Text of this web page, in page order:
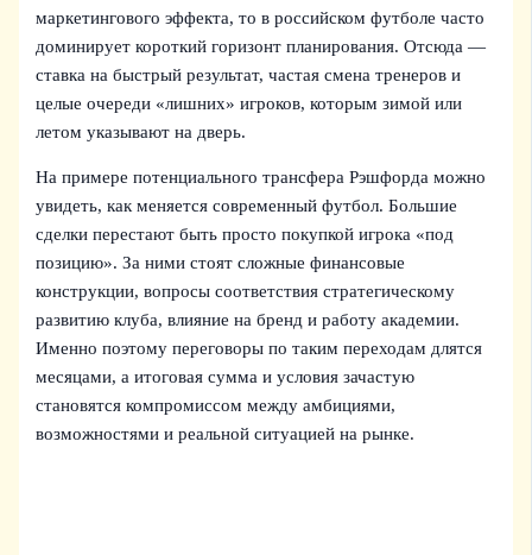
маркетингового эффекта, то в российском футболе часто
доминирует короткий горизонт планирования. Отсюда —
ставка на быстрый результат, частая смена тренеров и
целые очереди «лишних» игроков, которым зимой или
летом указывают на дверь.
На примере потенциального трансфера Рэшфорда можно
увидеть, как меняется современный футбол. Большие
сделки перестают быть просто покупкой игрока «под
позицию». За ними стоят сложные финансовые
конструкции, вопросы соответствия стратегическому
развитию клуба, влияние на бренд и работу академии.
Именно поэтому переговоры по таким переходам длятся
месяцами, а итоговая сумма и условия зачастую
становятся компромиссом между амбициями,
возможностями и реальной ситуацией на рынке.